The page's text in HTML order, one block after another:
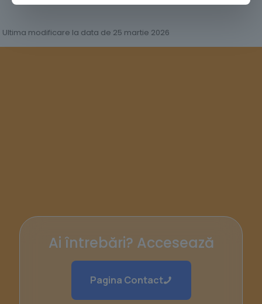
Ultima modificare la data de 25 martie 2026
Ai întrebări? Accesează
Pagina Contact